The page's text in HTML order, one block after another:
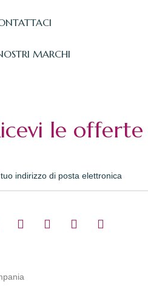
MARCHI
le offerte